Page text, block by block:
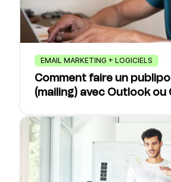
EMAIL MARKETING + LOGICIELS
Comment faire un
(mailing)